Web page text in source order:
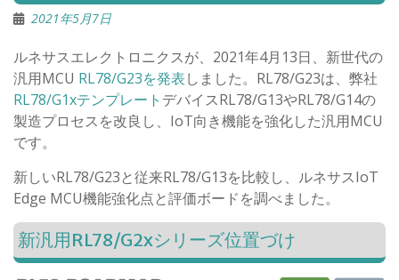
2021年5月7日
ルネサスエレクトロニクスが、2021年4月13日、新世代の
汎用MCU RL78/G23を発表しました。RL78/G23は、弊社
RL78/G1xテンプレート デバイスRL78/G13やRL78/G14の
製造プロセスを改良し、IoT向き機能を強化した汎用MCU
です。
新しいRL78/G23と従来RL78/G13を比較し、ルネサスIoT
Edge MCU機能強化点と評価ボードを調べました。
新汎用RL78/G2xシリーズ位置づけ